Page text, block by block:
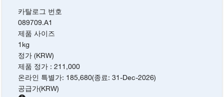
카탈로그 번호
089709.A1
제품 사이즈
1kg
정가 (KRW)
제품 정가 :211,000
온라인 특별가: 185,680(종료:31-Dec-2026)
공급가(KRW)